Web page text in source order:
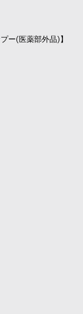
ー(医薬部外品)】